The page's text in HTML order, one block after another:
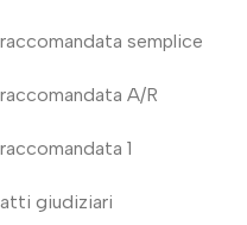
raccomandata semplice
raccomandata A/R
raccomandata 1
atti giudiziari